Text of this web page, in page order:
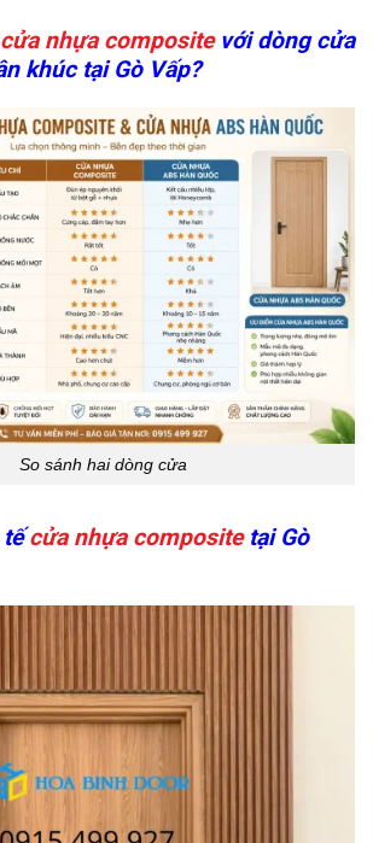
cửa nhựa composite với dòng cửa
khúc tại Gò Vấp?
So sánh hai dòng cửa
cửa nhựa compositetại Gò